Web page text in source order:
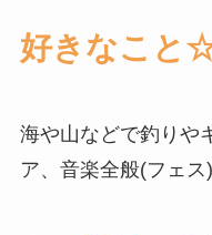
好きなこと
海や山などで釣りや
ア、音楽全般(フェス